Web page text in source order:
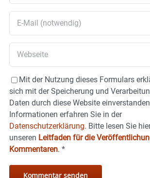
Mit der Nutzung dieses Formulars
sich mit der Speicherung und
Daten durch diese Website
Informationen erfahren Sie in der
Datenschutzerklärung. Bitte lesen Sie
unseren Leitfaden für die
Kommentaren. *